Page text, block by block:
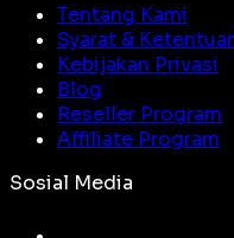
Tentang Kami
Syarat &
Kebijakan Privasi
Blog
Reseller Program
Affiliate Program
Sosial Media